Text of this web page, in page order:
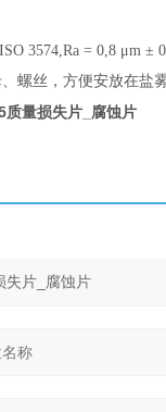
3574,Ra = 0,8 μm ±
螺丝，方便安放在盐
质量损失片_腐蚀片